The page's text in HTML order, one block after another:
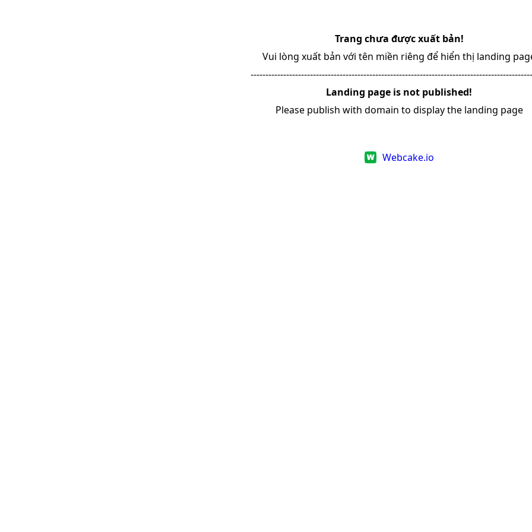
Trang chưa được xuất bản!
Vui lòng xuất bản với tên miền riêng để hiển thị landing
Landing page is not published!
Please publish with domain to display the landing page
Webcake.io